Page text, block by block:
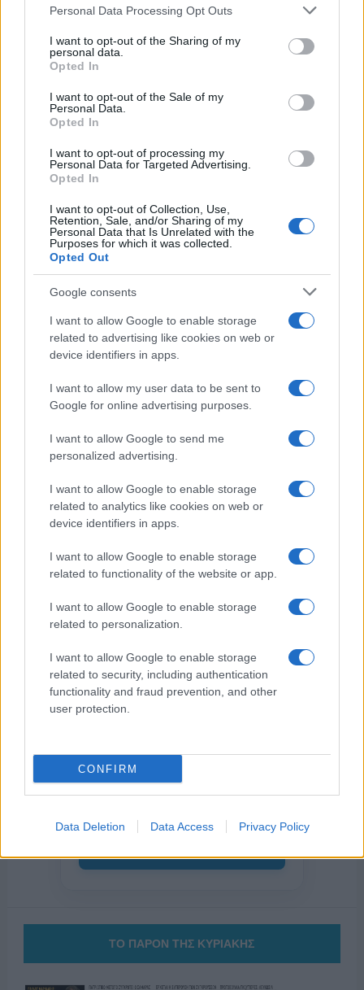
Please note that this website/app uses one or more Google
not limited to your visit or usage behaviour. You may click to
grant or deny consent to Google and its third-party tags to
use your data for below specified purposes in below Google
consent section.
Personal Data Processing Opt Outs
I want to opt-out of the Sharing of my
personal data.
Opted In
I want to opt-out of the Sale of my
Personal Data.
Opted In
I want to opt-out of processing my
Personal Data for Targeted Advertising.
Opted In
I want to opt-out of Collection, Use,
Retention, Sale, and/or Sharing of my
Personal Data that Is Unrelated with the
Purposes for which it was collected.
Opted Out
Google consents
I want to allow Google to enable storage
related to advertising like cookies on web or
device identifiers in apps.
I want to allow my user data to be sent to
Google for online advertising purposes.
I want to allow Google to send me
personalized advertising.
I want to allow Google to enable storage
related to analytics like cookies on web or
device identifiers in apps.
I want to allow Google to enable storage
related to functionality of the website or app.
I want to allow Google to enable storage
related to personalization.
I want to allow Google to enable storage
related to security, including authentication
functionality and fraud prevention, and other
user protection.
CONFIRM
Data Deletion Data Access Privacy Policy
Οι άνθρωποι, οι αυθεντικές ιστορίες,
το ελληνικό καλοκαίρι και ένας
πολιτισμός που μας ενώνει κάθε μέρα.
ΟΣΑ ΧΡΕΙΑΖΕΣΑΙ
ΤΟ ΠΑΡΟΝ ΤΗΣ ΚΥΡΙΑΚΗΣ